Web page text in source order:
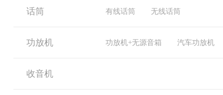
话筒 有线话筒 无线话筒
功放机 功放机+无源音箱 汽车功放机
收音机